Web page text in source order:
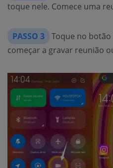
toque nele. Comece uma
PASSO 3
Toque no
começar a gravar reunião